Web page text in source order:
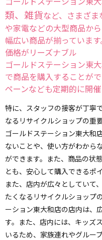
類、雑貨など、さまざ
や家電などの大型商品か
幅広い商品が揃っています
価格がリーズナブル
ゴールドステーション東
で商品を購入することが
ペーンなども定期的に開催
特に、スタッフの接客が丁寧
なるリサイクルショップの重
ゴールドステーション東大和
ないことや、使い方がわから
ができます。また、商品の状
とも、安心して購入できるポ
また、店内が広々としていて
たくなるリサイクルショップ
ーション東大和店の店内は、
す。また、店内には、キッズ
いるため、家族連れやグルー